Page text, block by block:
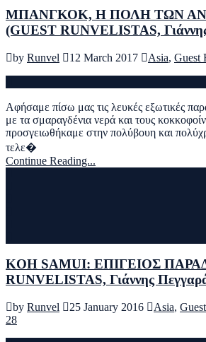
ΜΠΑΝΓΚΟΚ, Η ΠΟΛΗ ΤΩΝ
(GUEST RUNVELISTAS,
by Runvel 12 March 2017 Asia, Guest
Αφήσαμε πίσω μας τις λευκές εξωτικές
με τα σμαραγδένια νερά και τους
προσγειωθήκαμε στην πολύβουη και
τελε�
Continue Reading...
KOH SAMUI: ΕΠΙΓΕΙΟΣ
RUNVELISTAS, Γιάννης
by Runvel 25 January 2016 Asia,
28